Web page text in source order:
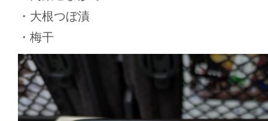
・大根つぼ漬
・梅干